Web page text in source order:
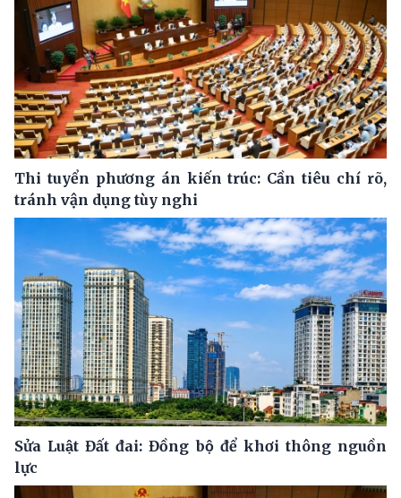
Thi tuyển phương án kiến trúc: Cần tiêu chí rõ,
tránh vận dụng tùy nghi
Sửa Luật Đất đai: Đồng bộ để khơi thông nguồn
lực